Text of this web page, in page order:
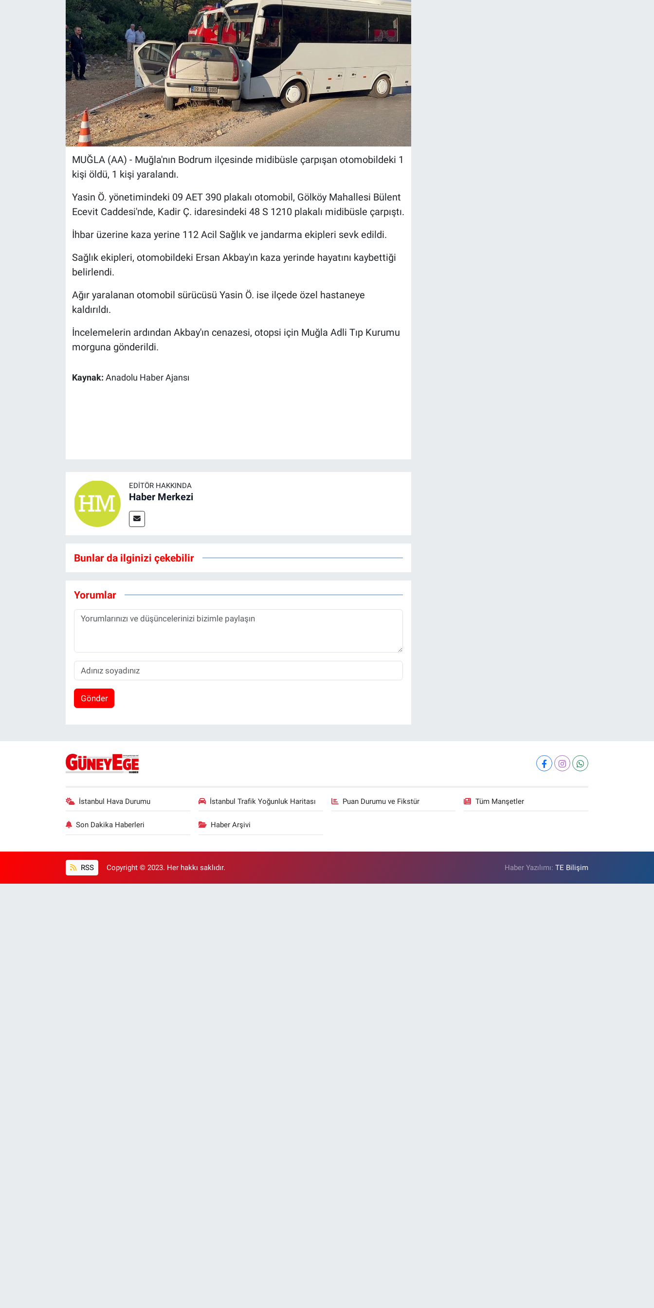
MUĞLA (AA) - Muğla'nın Bodrum ilçesinde midibüsle çarpışan otomobildeki 1
kişi öldü, 1 kişi yaralandı.
Yasin Ö. yönetimindeki 09 AET 390 plakalı otomobil, Gölköy Mahallesi Bülent
Ecevit Caddesi'nde, Kadir Ç. idaresindeki 48 S 1210 plakalı midibüsle çarpıştı.
İhbar üzerine kaza yerine 112 Acil Sağlık ve jandarma ekipleri sevk edildi.
Sağlık ekipleri, otomobildeki Ersan Akbay'ın kaza yerinde hayatını kaybettiği
belirlendi.
Ağır yaralanan otomobil sürücüsü Yasin Ö. ise ilçede özel hastaneye
kaldırıldı.
İncelemelerin ardından Akbay'ın cenazesi, otopsi için Muğla Adli Tıp Kurumu
morguna gönderildi.
Kaynak: Anadolu Haber Ajansı
EDITÖR HAKKINDA
Haber Merkezi
Bunlar da ilginizi çekebilir
Yorumlar
Gönder
İstanbul Hava Durumu İstanbul Trafik Yoğunluk Haritası Puan Durumu ve Fikstür Tüm Manşetler
Son Dakika Haberleri Haber Arşivi
RSS Copyright © 2023. Her hakkı saklıdır. Haber Yazılımı:TE Bilişim